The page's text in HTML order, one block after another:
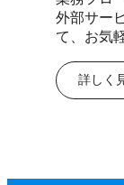
外部サー
て、お気
詳しく